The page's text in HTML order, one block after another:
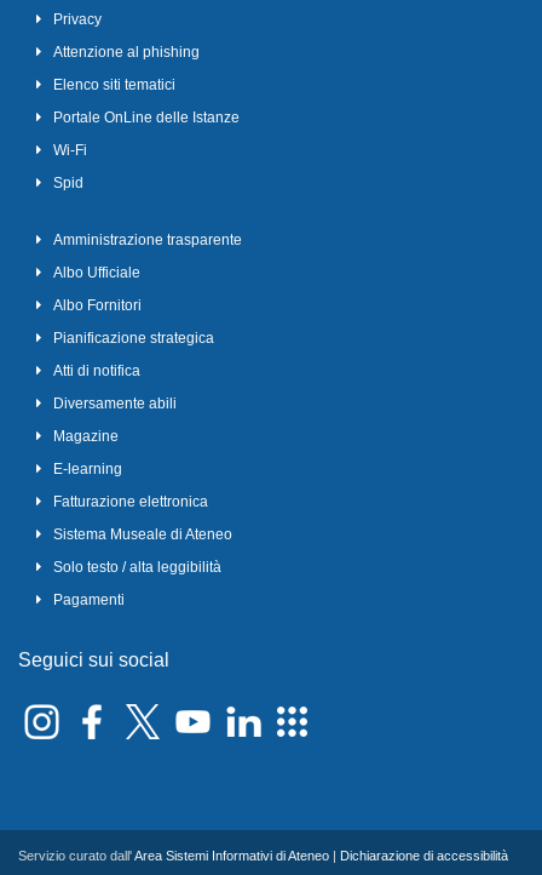
Privacy
Attenzione al phishing
Elenco siti tematici
Portale OnLine delle Istanze
Wi-Fi
Spid
Amministrazione trasparente
Albo Ufficiale
Albo Fornitori
Pianificazione strategica
Atti di notifica
Diversamente abili
Magazine
E-learning
Fatturazione elettronica
Sistema Museale di Ateneo
Solo testo / alta leggibilità
Pagamenti
Seguici sui social
Servizio curato dall'Area Sistemi Informativi di Ateneo Dichiarazione di accessibilità